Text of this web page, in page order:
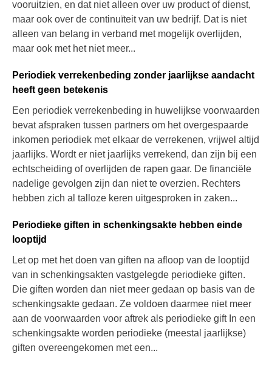
vooruitzien, en dat niet alleen over uw product of dienst,
maar ook over de continuïteit van uw bedrijf. Dat is niet
alleen van belang in verband met mogelijk overlijden,
maar ook met het niet meer...
Periodiek verrekenbeding zonder jaarlijkse aandacht
heeft geen betekenis
Een periodiek verrekenbeding in huwelijkse voorwaarden
bevat afspraken tussen partners om het overgespaarde
inkomen periodiek met elkaar de verrekenen, vrijwel altijd
jaarlijks. Wordt er niet jaarlijks verrekend, dan zijn bij een
echtscheiding of overlijden de rapen gaar. De financiële
nadelige gevolgen zijn dan niet te overzien. Rechters
hebben zich al talloze keren uitgesproken in zaken...
Periodieke giften in schenkingsakte hebben einde
looptijd
Let op met het doen van giften na afloop van de looptijd
van in schenkingsakten vastgelegde periodieke giften.
Die giften worden dan niet meer gedaan op basis van de
schenkingsakte gedaan. Ze voldoen daarmee niet meer
aan de voorwaarden voor aftrek als periodieke gift In een
schenkingsakte worden periodieke (meestal jaarlijkse)
giften overeengekomen met een...